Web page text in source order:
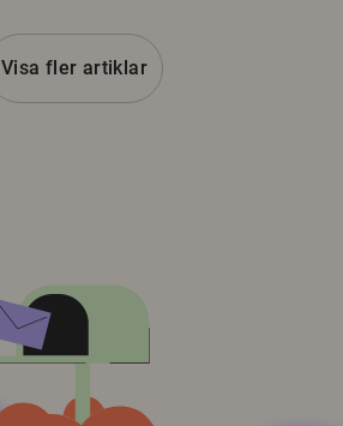
Visa fler artiklar